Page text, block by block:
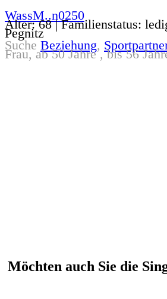
WassM..n0250
Alter: 68 | Familienstatus:
Pegnitz
Suche Beziehung,
Frau, ab 50 Jahre , bis 56
Möchten auch Sie die